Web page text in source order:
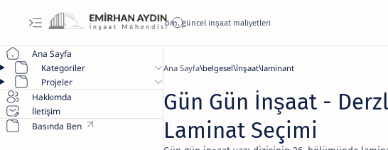
Ana Sayfa
Kategoriler
Projeler
Hakkımda
İletişim
Basında Ben
Ana Sayfa belgesel İnşaat laminant
Gün Gün İnşaat -
Laminat Seçimi